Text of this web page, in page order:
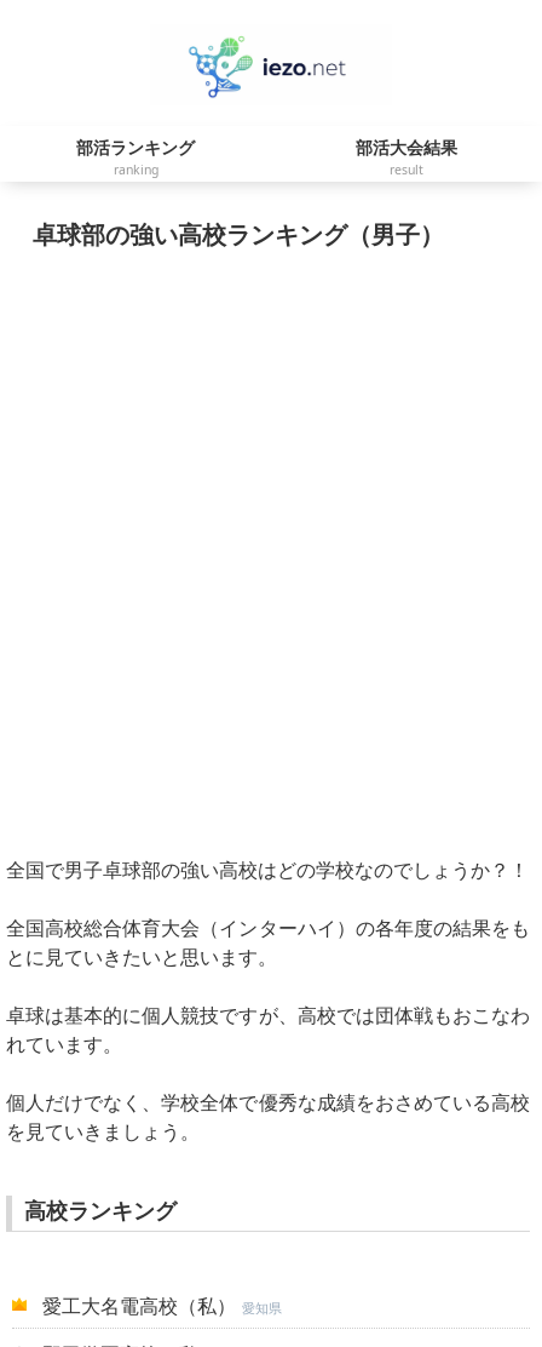
部活ランキング
ranking
部活大会結果
result
卓球部の強い高校ランキング（男子）
全国で男子卓球部の強い高校はどの学校なのでしょうか？！
全国高校総合体育大会（インターハイ）の各年度の結果をも
とに見ていきたいと思います。
卓球は基本的に個人競技ですが、高校では団体戦もおこなわ
れています。
個人だけでなく、学校全体で優秀な成績をおさめている高校
を見ていきましょう。
高校ランキング
愛工大名電高校（私） 愛知県